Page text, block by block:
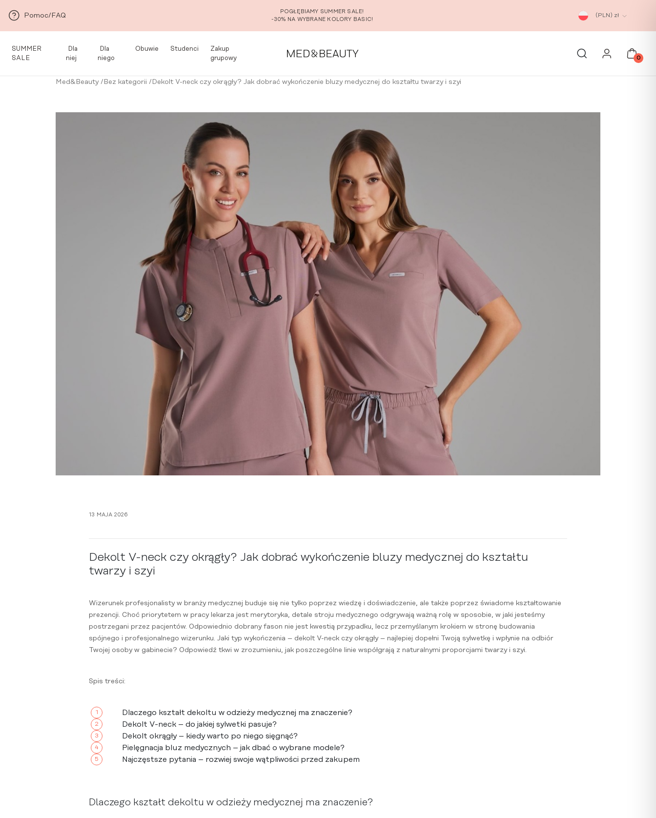
Pomoc/FAQ
POGŁĘBIAMY SUMMER SALE!
-30% NA WYBRANE KOLORY BASIC!
(PLN) zł
SUMMER
SALE
Dla
niej
Dla
niego
Obuwie Studenci
Zakup
grupowy
0
Med&Beauty/ Bez kategorii / Dekolt V-neck czy okrągły? Jak dobrać wykończenie bluzy medycznej do kształtu twarzy i szyi
13 MAJA 2026
Dekolt V-neck czy okrągły? Jak dobrać wykończenie bluzy medycznej do kształtu
twarzy i szyi
Wizerunek profesjonalisty w branży medycznej buduje się nie tylko poprzez wiedzę i doświadczenie, ale także poprzez świadome kształtowanie
prezencji. Choć priorytetem w pracy lekarza jest merytoryka, detale stroju medycznego odgrywają ważną rolę w sposobie, w jaki jesteśmy
postrzegani przez pacjentów. Odpowiednio dobrany fason nie jest kwestią przypadku, lecz przemyślanym krokiem w stronę budowania
spójnego i profesjonalnego wizerunku. Jaki typ wykończenia – dekolt V-neck czy okrągły – najlepiej dopełni Twoją sylwetkę i wpłynie na odbiór
Twojej osoby w gabinecie? Odpowiedź tkwi w zrozumieniu, jak poszczególne linie współgrają z naturalnymi proporcjami twarzy i szyi.
Spis treści:
Dlaczego kształt dekoltu w odzieży medycznej ma znaczenie?
Dekolt V-neck – do jakiej sylwetki pasuje?
Dekolt okrągły – kiedy warto po niego sięgnąć?
Pielęgnacja bluz medycznych – jak dbać o wybrane modele?
Najczęstsze pytania – rozwiej swoje wątpliwości przed zakupem
Dlaczego kształt dekoltu w odzieży medycznej ma znaczenie?